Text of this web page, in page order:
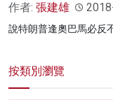
作者: 張建雄
說特朗普逢奧巴馬必反
按類別瀏覽